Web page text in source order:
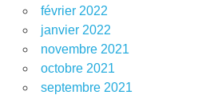
février 2022
janvier 2022
novembre 2021
octobre 2021
septembre 2021